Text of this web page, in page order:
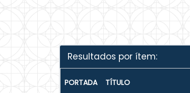
Resultados por ítem:
PORTADA TÍTULO